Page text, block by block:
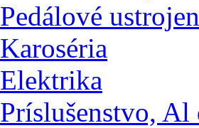
Pedálové
Karoséria
Elektrika
Príslušenstvo, Al